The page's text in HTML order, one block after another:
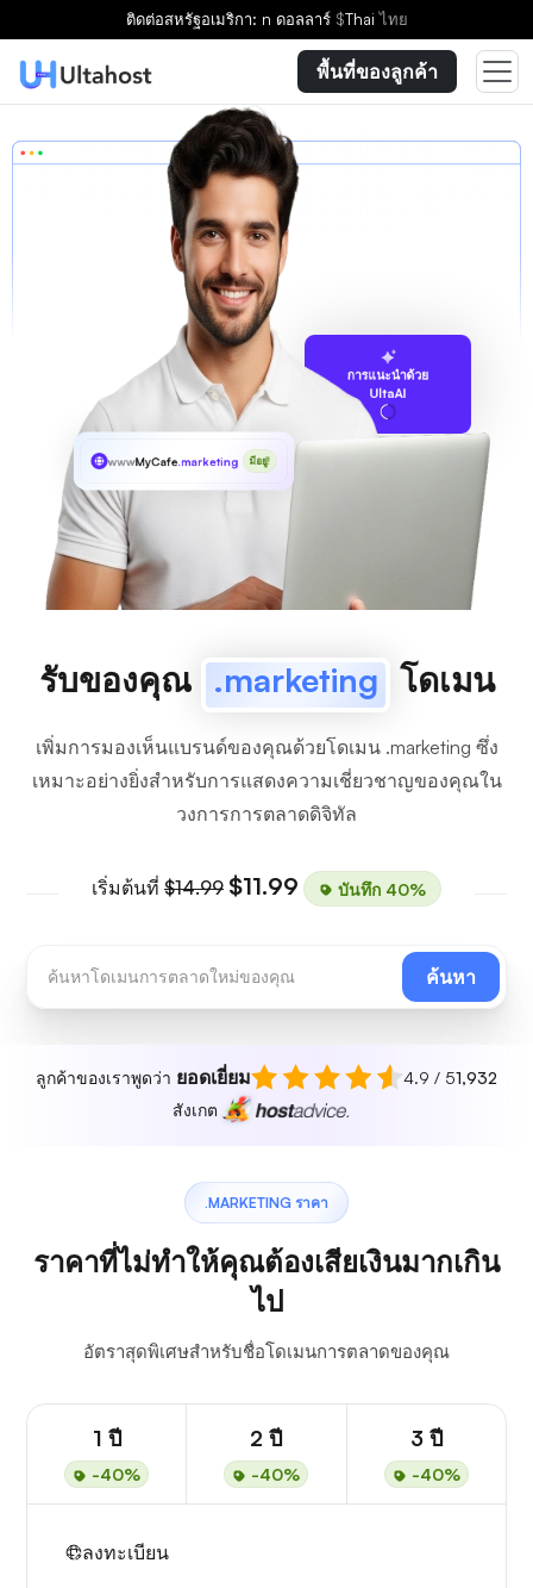
ติดต่อสหรัฐอเมริกา: n ดอลลาร์ $Thaiไทย
พื้นที่ของลูกค้า
การแนะนำด้วย
UltaAI
wwwMyCafe.marketing มีอยู่!
รับของคุณ .marketing โดเมน
เพิ่มการมองเห็นแบรนด์ของคุณด้วยโดเมน .marketing ซึ่ง
เหมาะอย่างยิ่งสำหรับการแสดงความเชี่ยวชาญของคุณใน
วงการการตลาดดิจิทัล
เริ่มต้นที่ $14.99 $11.99 บันทึก 40%
ค้นหา
ลูกค้าของเราพูดว่า ยอดเยี่ยม 4.9 / 51,932
สังเกต
.MARKETING ราคา
ราคาที่ไม่ทำให้คุณต้องเสียเงินมากเกิน
ไป
อัตราสุดพิเศษสำหรับชื่อโดเมนการตลาดของคุณ
1 ปี
-40%
2 ปี
-40%
3 ปี
-40%
ลงทะเบียน